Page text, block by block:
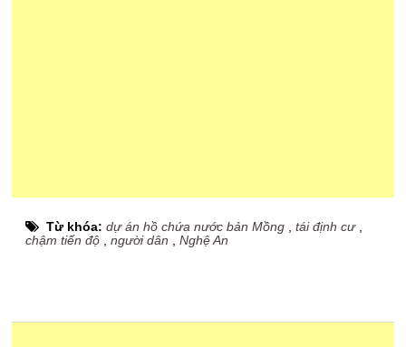
Từ khóa:dự án hồ chứa nước bản Mồng ,tái định cư,
chậm tiến độ ,người dân ,Nghệ An